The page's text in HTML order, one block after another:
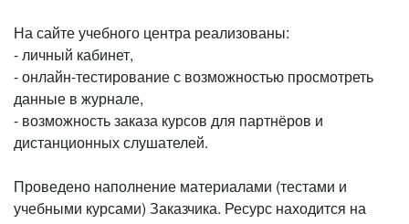
На сайте учебного центра реализованы:
- личный кабинет,
- онлайн-тестирование с возможностью просмотреть
данные в журнале,
- возможность заказа курсов для партнёров и
дистанционных слушателей.
Проведено наполнение материалами (тестами и
учебными курсами) Заказчика. Ресурс находится на